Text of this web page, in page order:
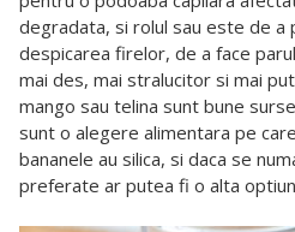
degradata, si rolul sau este de a
despicarea firelor, de a face
mai des, mai stralucitor si mai
mango sau telina sunt bune
sunt o alegere alimentara pe
bananele au silica, si daca se
preferate ar putea fi o alta